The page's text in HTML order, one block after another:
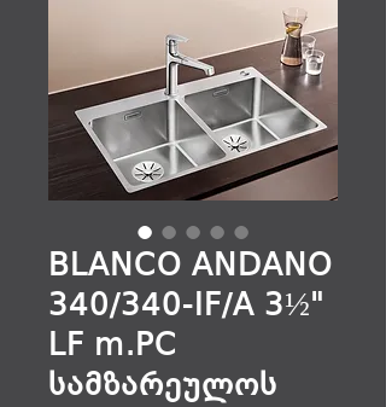
BLANCO ANDANO
340/340-IF/A 3½"
LF m.PC
სამზარეულოს